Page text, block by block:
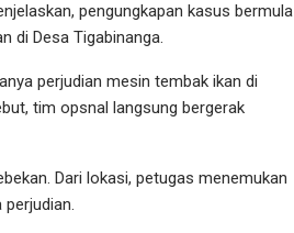
pengungkapan kasus bermula
di Desa Tigabinanga.
perjudian mesin tembak ikan di
tim opsnal langsung bergerak
Dari lokasi, petugas menemukan